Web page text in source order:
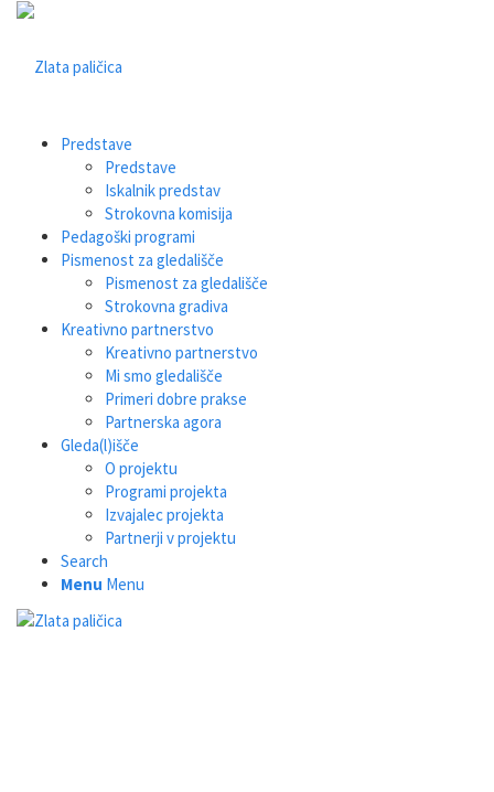
Predstave
Predstave
Iskalnik predstav
Strokovna komisija
Pedagoški programi
Pismenost za gledališče
Pismenost za gledališče
Strokovna gradiva
Kreativno partnerstvo
Kreativno partnerstvo
Mi smo gledališče
Primeri dobre prakse
Partnerska agora
Gleda(l)išče
O projektu
Programi projekta
Izvajalec projekta
Partnerji v projektu
Search
Menu Menu